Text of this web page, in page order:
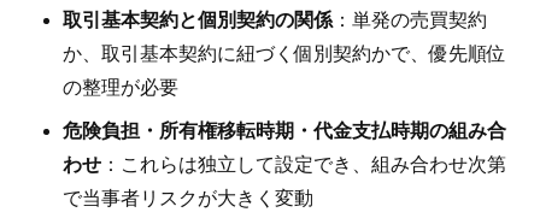
取引基本契約と個別契約の関係 ：単発の売買契約
か、取引基本契約に紐づく個別契約かで、優先順位
の整理が必要
危険負担・所有権移転時期・代金支払時期の組み合
わせ ：これらは独立して設定でき、組み合わせ次第
で当事者リスクが大きく変動